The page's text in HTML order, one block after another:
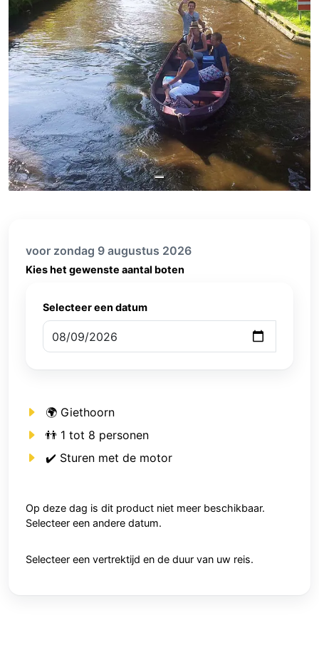
voor zondag 9 augustus 2026
Kies het gewenste aantal boten
Selecteer een datum
🌍 Giethoorn
👬 1 tot 8 personen
✔️ Sturen met de motor
Op deze dag is dit product niet meer beschikbaar.
Selecteer een andere datum.
Selecteer een vertrektijd en de duur van uw reis.